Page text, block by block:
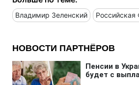
Владимир Зеленский Российская